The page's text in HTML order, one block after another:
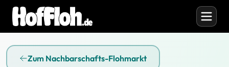
Zum Nachbarschafts-Flohmarkt